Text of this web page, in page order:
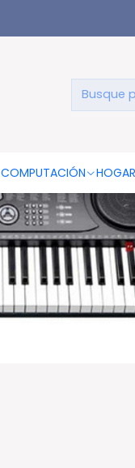
COMPUTACIÓN
Teclado